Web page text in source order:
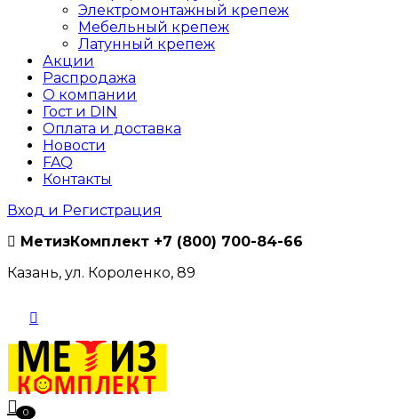
Электромонтажный крепеж
Мебельный крепеж
Латунный крепеж
Акции
Распродажа
О компании
Гост и DIN
Оплата и доставка
Новости
FAQ
Контакты
Вход и Регистрация
МетизКомплект +7 (800) 700-84-66
Казань, ул. Короленко, 89
0